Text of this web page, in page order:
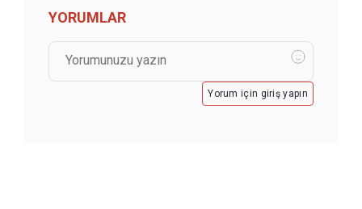
YORUMLAR
Yorum için giriş yapın